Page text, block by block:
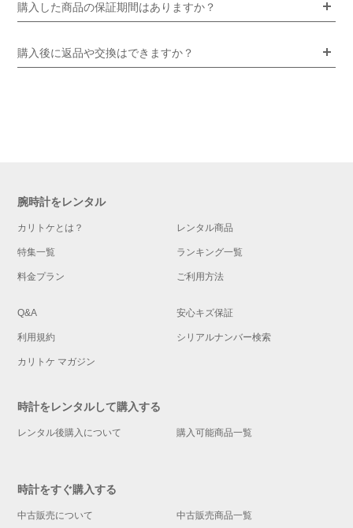
購入した商品の保証期間はありますか？
購入後に返品や交換はできますか？
腕時計をレンタル
カリトケとは？ レンタル商品
特集一覧 ランキング一覧
料金プラン ご利用方法
Q&A 安心キズ保証
利用規約 シリアルナンバー検索
カリトケ マガジン
時計をレンタルして購入する
レンタル後購入について 購入可能商品一覧
時計をすぐ購入する
中古販売について 中古販売商品一覧